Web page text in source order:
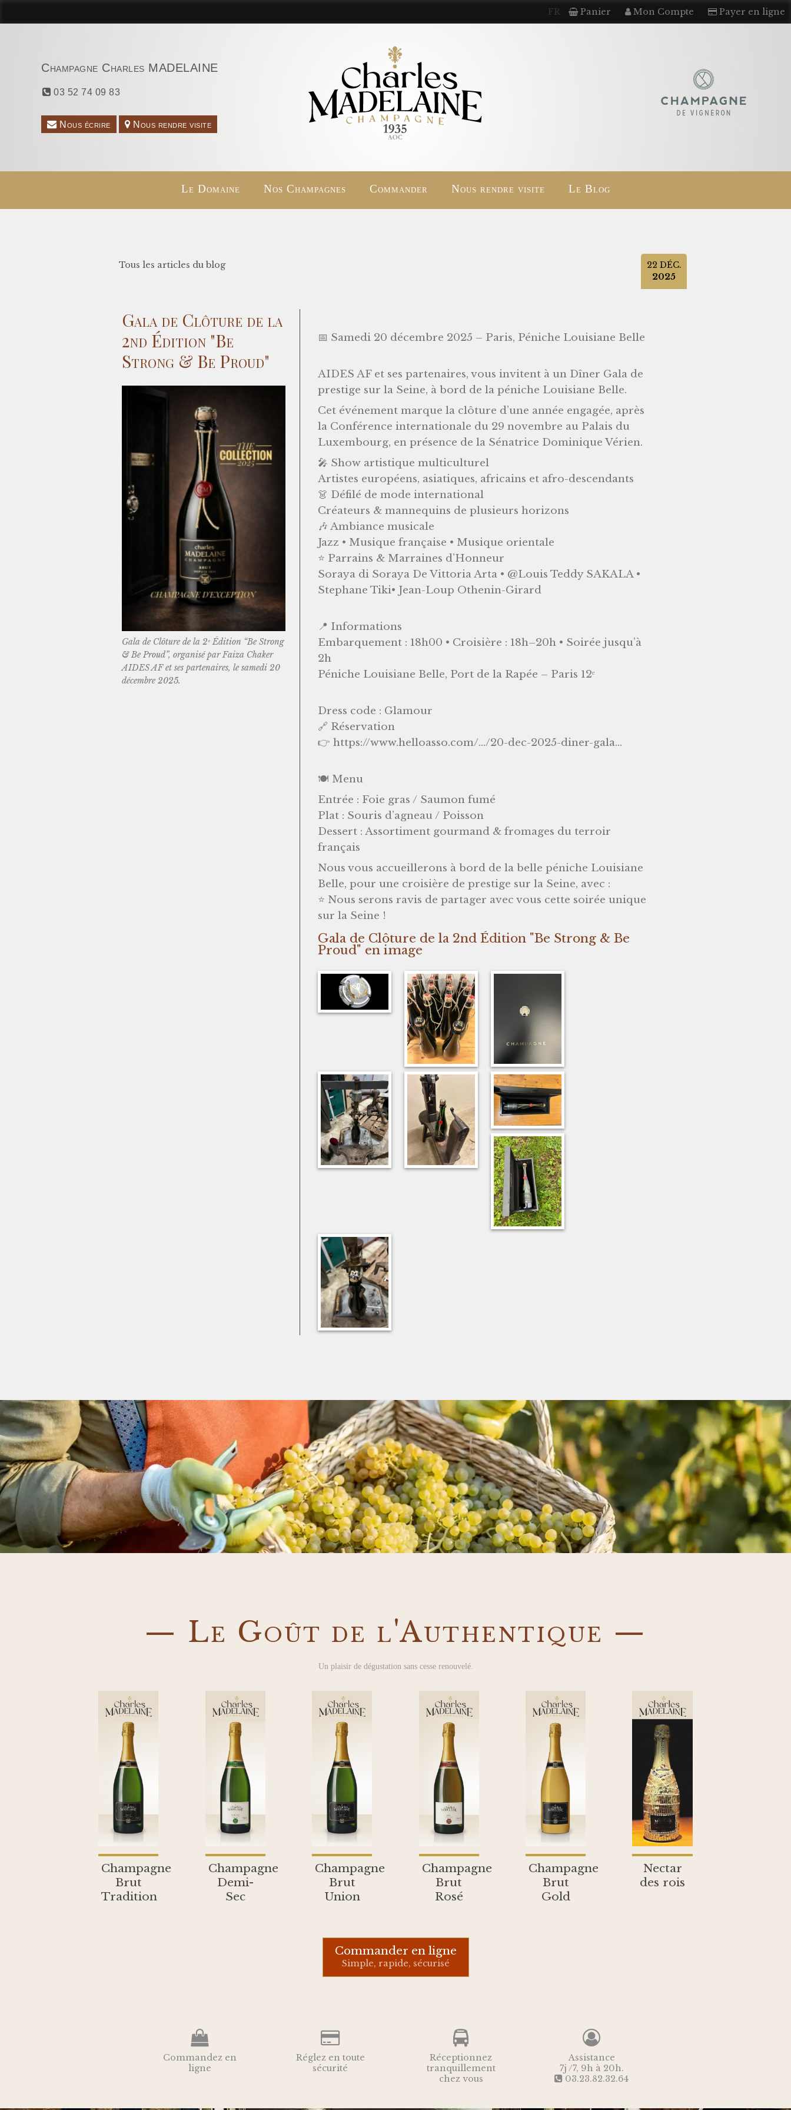
FR Panier Mon Compte Payer en ligne
Champagne Charles MADELAINE
03 52 74 09 83
Nous écrire Nous rendre visite
Le Domaine Nos Champagnes Commander Nous rendre visite Le Blog
Tous les articles du blog 22 DÉC.
2025
Gala de Clôture de la
2nd Édition "Be
Strong & Be Proud"
Gala de Clôture de la 2ᵉ Édition “Be Strong
& Be Proud”, organisé par Faiza Chaker
AIDES AF et ses partenaires, le samedi 20
décembre 2025.
📅 Samedi 20 décembre 2025 – Paris, Péniche Louisiane Belle
AIDES AF et ses partenaires, vous invitent à un Dîner Gala de
prestige sur la Seine, à bord de la péniche Louisiane Belle.
Cet événement marque la clôture d’une année engagée, après
la Conférence internationale du 29 novembre au Palais du
Luxembourg, en présence de la Sénatrice Dominique Vérien.
🎤 Show artistique multiculturel
Artistes européens, asiatiques, africains et afro-descendants
👗 Défilé de mode international
Créateurs & mannequins de plusieurs horizons
🎶 Ambiance musicale
Jazz • Musique française • Musique orientale
⭐ Parrains & Marraines d’Honneur
Soraya di Soraya De Vittoria Arta • @Louis Teddy SAKALA •
Stephane Tiki• Jean-Loup Othenin-Girard
📍 Informations
Embarquement : 18h00 • Croisière : 18h–20h • Soirée jusqu’à
2h
Péniche Louisiane Belle, Port de la Rapée – Paris 12ᵉ
Dress code : Glamour
🔗 Réservation
👉 https://www.helloasso.com/.../20-dec-2025-diner-gala...
🍽 Menu
Entrée : Foie gras / Saumon fumé
Plat : Souris d’agneau / Poisson
Dessert : Assortiment gourmand & fromages du terroir
français
Nous vous accueillerons à bord de la belle péniche Louisiane
Belle, pour une croisière de prestige sur la Seine, avec :
⭐ Nous serons ravis de partager avec vous cette soirée unique
sur la Seine !
Gala de Clôture de la 2nd Édition "Be Strong & Be
Proud" en image
— Le Goût de l'Authentique —
Un plaisir de dégustation sans cesse renouvelé.
Champagne
Brut
Tradition
Champagne
Demi-
Sec
Champagne
Brut
Union
Champagne
Brut
Rosé
Champagne
Brut
Gold
Nectar
des rois
Commander en ligne
Simple, rapide, sécurisé
Commandez en
ligne
Réglez en toute
sécurité
Réceptionnez
tranquillement
chez vous
Assistance
7j /7, 9h à 20h.
03.23.82.32.64